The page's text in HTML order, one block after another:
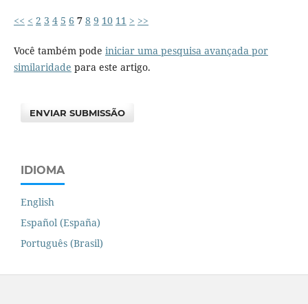
<< < 2 3 4 5 6 7 8 9 10 11 > >>
Você também pode iniciar uma pesquisa avançada por
similaridade para este artigo.
ENVIAR SUBMISSÃO
IDIOMA
English
Español (España)
Português (Brasil)